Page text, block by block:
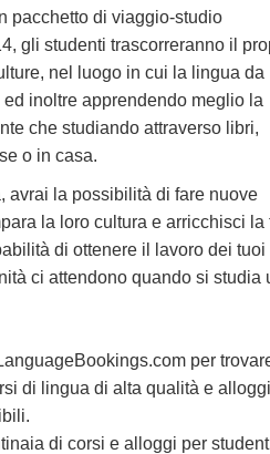
pacchetto di viaggio-studio
gli studenti trascorreranno il
nel luogo in cui la lingua da
inoltre apprendendo meglio la
che studiando attraverso libri,
o in casa.
avrai la possibilità di fare nuove
la loro cultura e arricchisci la
di ottenere il lavoro dei tuoi
ci attendono quando si studia
per
di lingua di alta qualità e alloggi
di corsi e alloggi per